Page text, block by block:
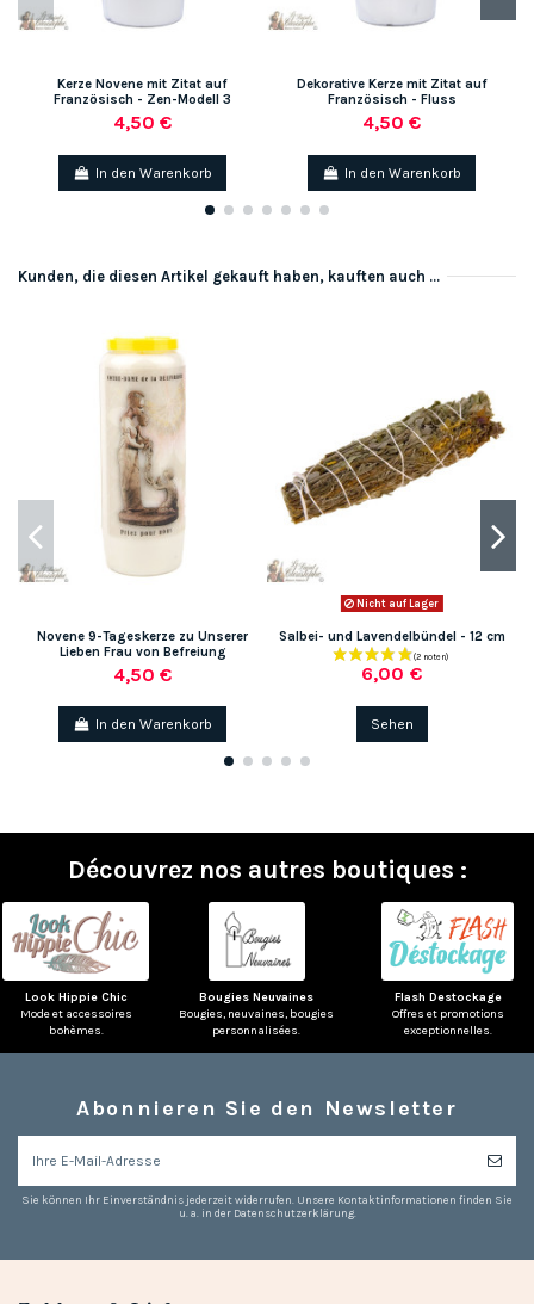
Kerze Novene mit Zitat auf
Französisch - Zen-Modell 3
4,50 €
In den Warenkorb
Dekorative Kerze mit Zitat auf
Französisch - Fluss
4,50 €
In den Warenkorb
Kunden, die diesen Artikel gekauft haben, kauften auch ...
Novene 9-Tageskerze zu Unserer
Lieben Frau von Befreiung
4,50 €
In den Warenkorb
Nicht auf Lager
Salbei- und Lavendelbündel - 12 cm
6,00 €
Sehen
Découvrez nos autres boutiques :
Look Hippie Chic
Mode et accessoires
bohèmes.
Bougies Neuvaines
Bougies, neuvaines, bougies
personnalisées.
Flash Destockage
Offres et promotions
exceptionnelles.
Abonnieren Sie den Newsletter
Sie können Ihr Einverständnis jederzeit widerrufen. Unsere Kontaktinformationen finden Sie
u. a. in der Datenschutzerklärung.